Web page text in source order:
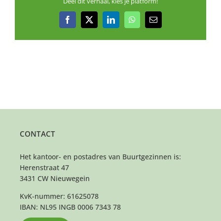
Facebook
X LinkedInWhatsApp
E-
CONTACT
Het kantoor- en postadres van Buurtgezinnen is:
Herenstraat 47
3431 CW Nieuwegein
KvK-nummer: 61625078
IBAN: NL95 INGB 0006 7343 78